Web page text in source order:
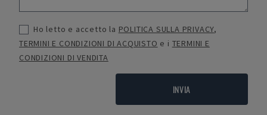
Ho letto e accetto la POLITICA SULLA PRIVACY,
TERMINI E CONDIZIONI DI ACQUISTO e i TERMINI E
CONDIZIONI DI VENDITA
INVIA